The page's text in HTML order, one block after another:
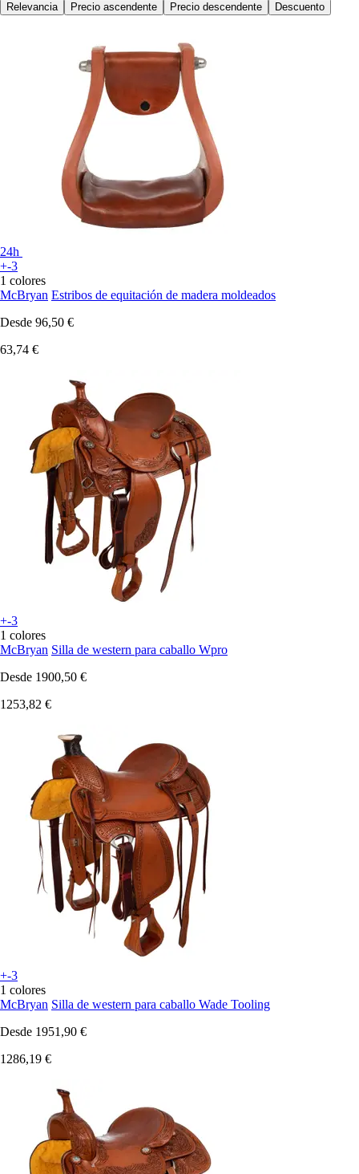
Relevancia
Precio ascendente Precio descendente Descuento
24h
+-3
1 colores
McBryan Estribos de equitación de madera moldeados
Desde 96,50 €
63,74 €
+-3
1 colores
McBryan Silla de western para caballo Wpro
Desde 1900,50 €
1253,82 €
+-3
1 colores
McBryan Silla de western para caballo Wade Tooling
Desde 1951,90 €
1286,19 €